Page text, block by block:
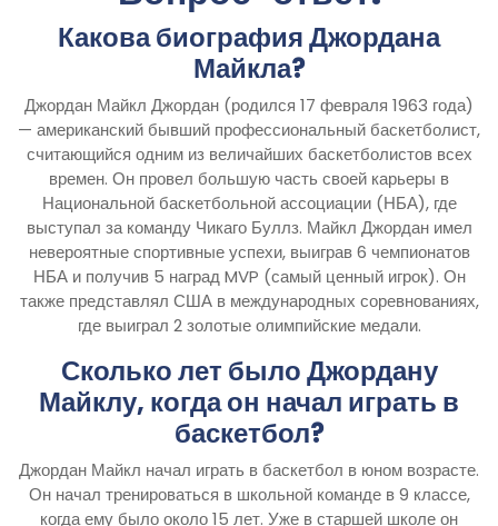
Какова биография Джордана
Майкла?
Джордан Майкл Джордан (родился 17 февраля 1963 года)
— американский бывший профессиональный баскетболист,
считающийся одним из величайших баскетболистов всех
времен. Он провел большую часть своей карьеры в
Национальной баскетбольной ассоциации (НБА), где
выступал за команду Чикаго Буллз. Майкл Джордан имел
невероятные спортивные успехи, выиграв 6 чемпионатов
НБА и получив 5 наград MVP (самый ценный игрок). Он
также представлял США в международных соревнованиях,
где выиграл 2 золотые олимпийские медали.
Сколько лет было Джордану
Майклу, когда он начал играть в
баскетбол?
Джордан Майкл начал играть в баскетбол в юном возрасте.
Он начал тренироваться в школьной команде в 9 классе,
когда ему было около 15 лет. Уже в старшей школе он